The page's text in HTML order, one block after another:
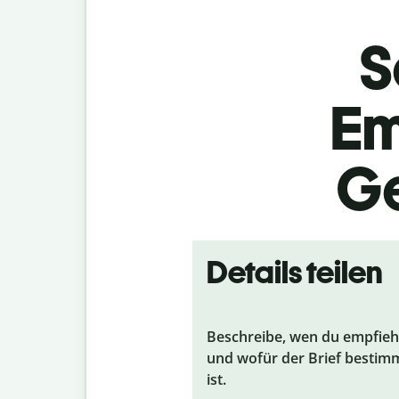
Details teilen
Beschreibe, wen du
und wofür der Brief
ist.